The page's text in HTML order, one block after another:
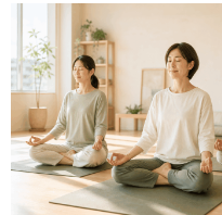
アーカイブ
2026年8月
2026年7月
2026年6月